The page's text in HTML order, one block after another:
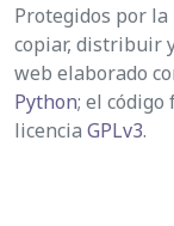
Protegidos por la
copiar, distribuir
web elaborado
Python; el código
licencia GPLv3.